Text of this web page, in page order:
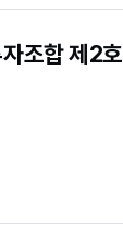
조합 제2호